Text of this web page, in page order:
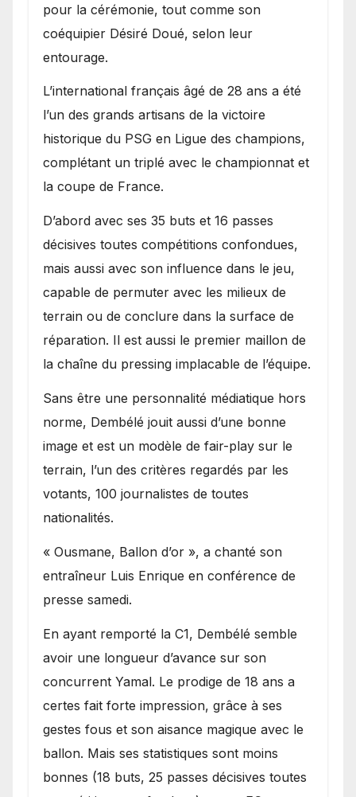
pour la cérémonie, tout comme son
coéquipier Désiré Doué, selon leur
entourage.
L’international français âgé de 28 ans a été
l’un des grands artisans de la victoire
historique du PSG en Ligue des champions,
complétant un triplé avec le championnat et
la coupe de France.
D’abord avec ses 35 buts et 16 passes
décisives toutes compétitions confondues,
mais aussi avec son influence dans le jeu,
capable de permuter avec les milieux de
terrain ou de conclure dans la surface de
réparation. Il est aussi le premier maillon de
la chaîne du pressing implacable de l’équipe.
Sans être une personnalité médiatique hors
norme, Dembélé jouit aussi d’une bonne
image et est un modèle de fair-play sur le
terrain, l’un des critères regardés par les
votants, 100 journalistes de toutes
nationalités.
« Ousmane, Ballon d’or », a chanté son
entraîneur Luis Enrique en conférence de
presse samedi.
En ayant remporté la C1, Dembélé semble
avoir une longueur d’avance sur son
concurrent Yamal. Le prodige de 18 ans a
certes fait forte impression, grâce à ses
gestes fous et son aisance magique avec le
ballon. Mais ses statistiques sont moins
bonnes (18 buts, 25 passes décisives toutes